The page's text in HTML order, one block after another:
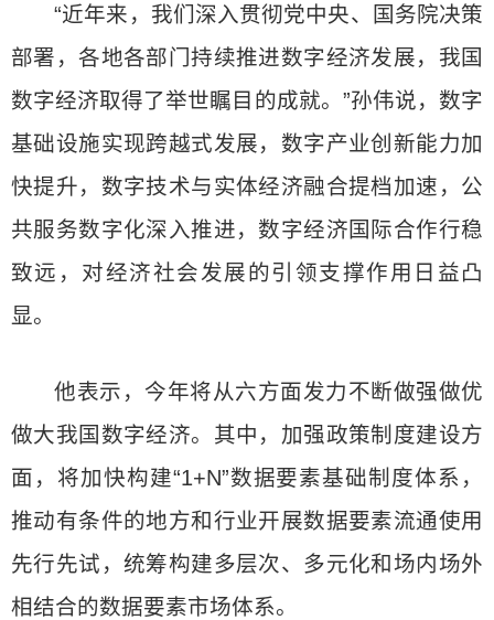
“近年来，我们深入贯彻党中央、国务院决策
部署，各地各部门持续推进数字经济发展，我国
数字经济取得了举世瞩目的成就。”孙伟说，数字
基础设施实现跨越式发展，数字产业创新能力加
快提升，数字技术与实体经济融合提档加速，公
共服务数字化深入推进，数字经济国际合作行稳
致远，对经济社会发展的引领支撑作用日益凸
显。
他表示，今年将从六方面发力不断做强做优
做大我国数字经济。其中，加强政策制度建设方
面，将加快构建“1+N”数据要素基础制度体系，
推动有条件的地方和行业开展数据要素流通使用
先行先试，统筹构建多层次、多元化和场内场外
相结合的数据要素市场体系。